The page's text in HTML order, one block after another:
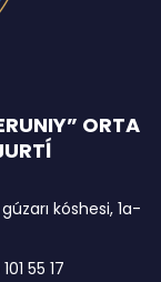
ORTA
kóshesi, 1a-
55 17